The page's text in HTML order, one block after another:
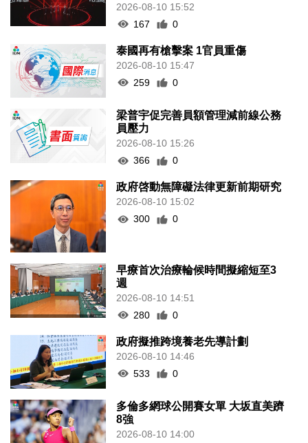
2026-08-10 15:52
167
0
泰國再有槍擊案 1官員重傷
2026-08-10 15:47
259
0
梁普宇促完善員額管理減前線公務
員壓力
2026-08-10 15:26
366
0
政府啓動無障礙法律更新前期研究
2026-08-10 15:02
300
0
早療首次治療輪候時間擬縮短至3
週
2026-08-10 14:51
280
0
政府擬推跨境養老先導計劃
2026-08-10 14:46
533
0
多倫多網球公開賽女單 大坂直美躋
8強
2026-08-10 14:00